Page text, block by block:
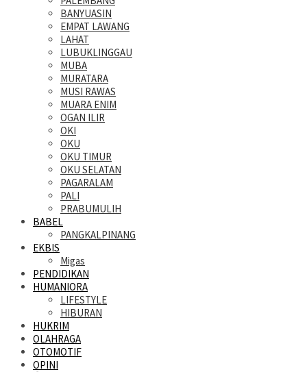
BANYUASIN
EMPAT LAWANG
LAHAT
LUBUKLINGGAU
MUBA
MURATARA
MUSI RAWAS
MUARA ENIM
OGAN ILIR
OKI
OKU
OKU TIMUR
OKU SELATAN
PAGARALAM
PALI
PRABUMULIH
BABEL
PANGKALPINANG
EKBIS
Migas
PENDIDIKAN
HUMANIORA
LIFESTYLE
HIBURAN
HUKRIM
OLAHRAGA
OTOMOTIF
OPINI